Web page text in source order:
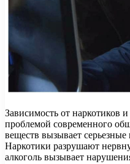
Зависимость от наркотиков и
проблемой современного
веществ вызывает
Наркотики разрушают
алкоголь вызывает